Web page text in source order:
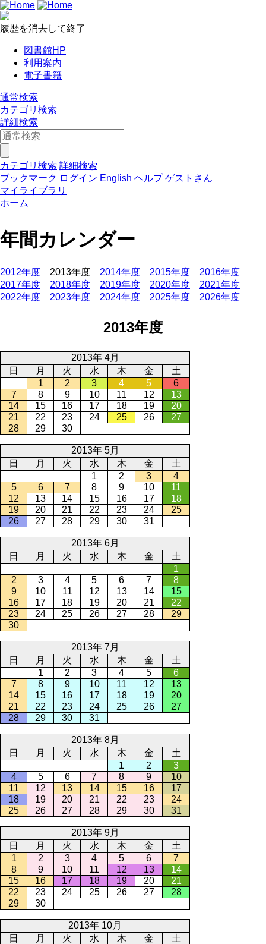
履歴を消去して終了
図書館HP
利用案内
電子書籍
通常検索
カテゴリ検索
詳細検索
カテゴリ検索 詳細検索
ブックマーク ログイン English ヘルプ ゲストさん
マイライブラリ
ホーム
年間カレンダー
2012年度 2013年度 2014年度 2015年度
2016年度
2017年度
2018年度 2019年度 2020年度
2021年度
2022年度
2023年度 2024年度 2025年度 2026年度
2013年度
2013年 4月
日
月 火 水 木 金
土
1
2 3 4 5
6
7
8 9 10 11 12
13
14
15 16 17 18 19
20
21
22 23 24 25 26
27
28
29 30
2013年 5月
日
月 火 水 木 金
土
1
2 3
4
5
6 7 8 9 10
11
12
13 14 15 16 17
18
19
20 21 22 23 24
25
26
27 28 29 30 31
2013年 6月
日
月 火 水 木 金
土
1
2
3 4 5 6 7
8
9
10 11 12 13 14
15
16
17 18 19 20 21
22
23
24 25 26 27 28
29
30
2013年 7月
日
月 火 水 木 金
土
1
2 3 4 5
6
7
8 9 10 11 12
13
14
15 16 17 18 19
20
21
22 23 24 25 26
27
28
29 30 31
2013年 8月
日
月 火 水 木 金
土
1
2
3
4
5 6 7 8 9
10
11
12 13 14 15 16
17
18
19 20 21 22 23
24
25
26 27 28 29 30 31
2013年 9月
日
月 火 水 木 金
土
1
2 3 4 5 6
7
8
9 10 11 12 13
14
15
16 17 18 19 20
21
22
23 24 25 26 27
28
29
30
2013年 10月
日
月 火 水 木 金
土